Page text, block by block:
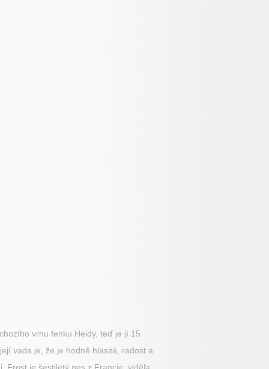
vrhu fenku Heidy, teď je jí 15
vada je, že je hodně hlasitá, radost a